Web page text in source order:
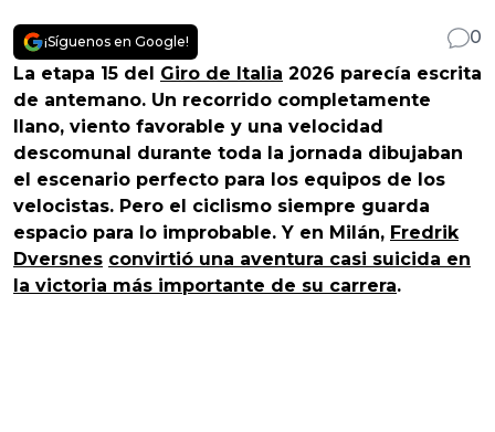
¡Síguenos en Google!
0
La etapa 15 del Giro de Italia 2026 parecía escrita
de antemano. Un recorrido completamente
llano, viento favorable y una velocidad
descomunal durante toda la jornada dibujaban
el escenario perfecto para los equipos de los
velocistas. Pero el ciclismo siempre guarda
espacio para lo improbable. Y en Milán, Fredrik
Dversnes convirtió una aventura casi suicida en
la victoria más importante de su carrera.